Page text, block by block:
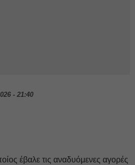
- 21:40
έβαλε τις αναδυόμενες αγορές